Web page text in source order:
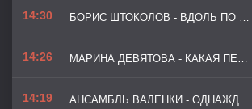
14:30 БОРИС ШТОКОЛОВ - ВДОЛЬ ПО ПИТЕРСКОЙ
14:26 МАРИНА ДЕВЯТОВА - КАКАЯ ПЕСНЯ БЕЗ БАЯНА
14:19 АНСАМБЛЬ ВАЛЕНКИ - ОДНАЖДЫ МОРЕМ Я ПЛЫЛА